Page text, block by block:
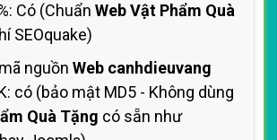
Có (Chuẩn Web Vật Phẩm Quà
SEOquake)
nguồn Web canhdieuvang
có (bảo mật MD5 - Không dùng
Quà Tặng có sẵn như